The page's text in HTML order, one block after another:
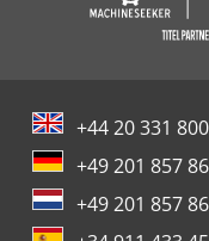
+44 20 331
+49 201 857
+49 201 857